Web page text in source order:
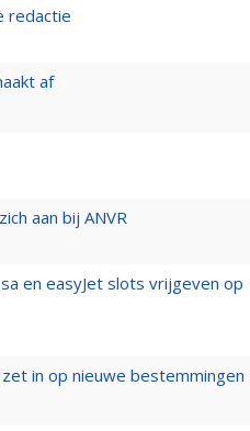
redactie
af
aan bij ANVR
en easyJet slots vrijgeven op
in op nieuwe bestemmingen